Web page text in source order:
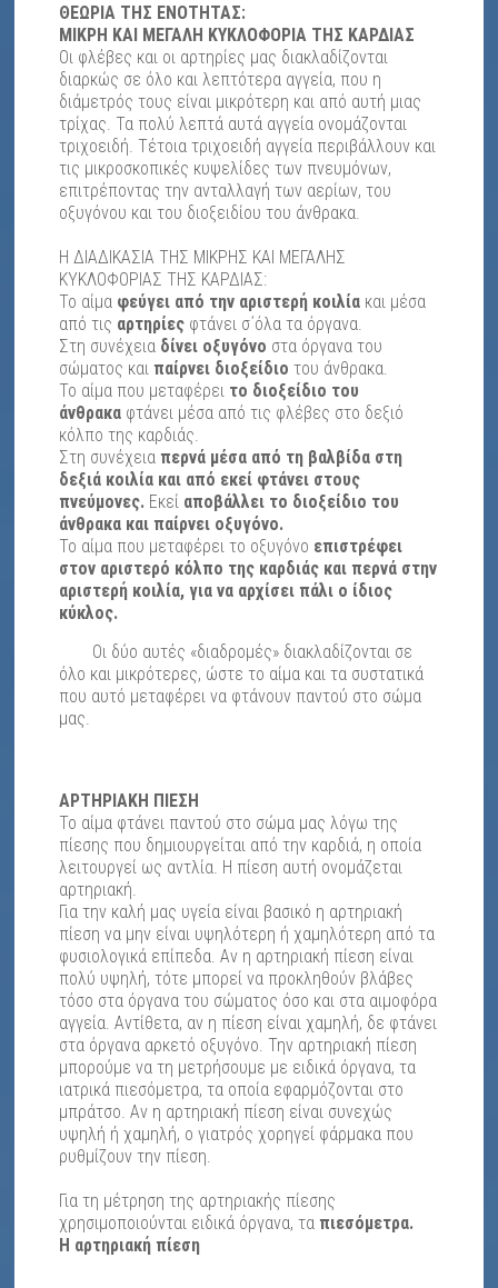
ΘΕΩΡΙΑ ΤΗΣ ΕΝΟΤΗΤΑΣ:
ΜΙΚΡΗ ΚΑΙ ΜΕΓΑΛΗ ΚΥΚΛΟΦΟΡΙΑ ΤΗΣ ΚΑΡΔΙΑΣ
Οι φλέβες και οι αρτηρίες μας διακλαδίζονται
διαρκώς σε όλο και λεπτότερα αγγεία, που η
διάμετρός τους είναι μικρότερη και από αυτή μιας
τρίχας. Τα πολύ λεπτά αυτά αγγεία ονομάζονται
τριχοειδή. Τέτοια τριχοειδή αγγεία περιβάλλουν και
τις μικροσκοπικές κυψελίδες των πνευμόνων,
επιτρέποντας την ανταλλαγή των αερίων, του
οξυγόνου και του διοξειδίου του άνθρακα.
Η ΔΙΑΔΙΚΑΣΙΑ ΤΗΣ ΜΙΚΡΗΣ ΚΑΙ ΜΕΓΑΛΗΣ
ΚΥΚΛΟΦΟΡΙΑΣ ΤΗΣ ΚΑΡΔΙΑΣ:
Το αίμα φεύγει από την αριστερή κοιλία και μέσα
από τις αρτηρίες φτάνει σ΄όλα τα όργανα.
Στη συνέχεια δίνει οξυγόνο στα όργανα του
σώματος και παίρνει διοξείδιο του άνθρακα.
Το αίμα που μεταφέρει το διοξείδιο του
άνθρακα φτάνει μέσα από τις φλέβες στο δεξιό
κόλπο της καρδιάς.
Στη συνέχεια περνά μέσα από τη βαλβίδα στη
δεξιά κοιλία και από εκεί φτάνει στους
πνεύμονες. Εκεί αποβάλλει το διοξείδιο του
άνθρακα και παίρνει οξυγόνο.
Το αίμα που μεταφέρει το οξυγόνο επιστρέφει
στον αριστερό κόλπο της καρδιάς και περνά στην
αριστερή κοιλία, για να αρχίσει πάλι ο ίδιος
κύκλος.
Οι δύο αυτές «διαδρομές» διακλαδίζονται σε
όλο και μικρότερες, ώστε το αίμα και τα συστατικά
που αυτό μεταφέρει να φτάνουν παντού στο σώμα
μας.
ΑΡΤΗΡΙΑΚΗ ΠΙΕΣΗ
Το αίμα φτάνει παντού στο σώμα μας λόγω της
πίεσης που δημιουργείται από την καρδιά, η οποία
λειτουργεί ως αντλία. Η πίεση αυτή ονομάζεται
αρτηριακή.
Για την καλή μας υγεία είναι βασικό η αρτηριακή
πίεση να μην είναι υψηλότερη ή χαμηλότερη από τα
φυσιολογικά επίπεδα. Αν η αρτηριακή πίεση είναι
πολύ υψηλή, τότε μπορεί να προκληθούν βλάβες
τόσο στα όργανα του σώματος όσο και στα αιμοφόρα
αγγεία. Αντίθετα, αν η πίεση είναι χαμηλή, δε φτάνει
στα όργανα αρκετό οξυγόνο. Την αρτηριακή πίεση
μπορούμε να τη μετρήσουμε με ειδικά όργανα, τα
ιατρικά πιεσόμετρα, τα οποία εφαρμόζονται στο
μπράτσο. Αν η αρτηριακή πίεση είναι συνεχώς
υψηλή ή χαμηλή, ο γιατρός χορηγεί φάρμακα που
ρυθμίζουν την πίεση.
Για τη μέτρηση της αρτηριακής πίεσης
χρησιμοποιούνται ειδικά όργανα, τα πιεσόμετρα.
Η αρτηριακή πίεση